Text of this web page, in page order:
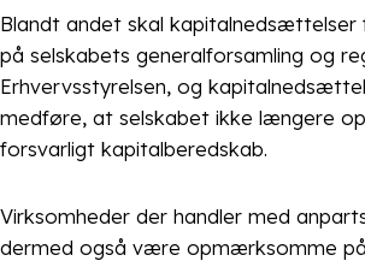
Blandt andet skal
på selskabets generalforsamling og
Erhvervsstyrelsen, og
medføre, at selskabet ikke længere
forsvarligt kapitalberedskab.
Virksomheder der handler med
dermed også være opmærksomme